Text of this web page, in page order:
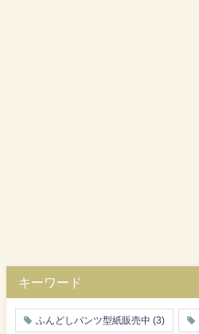
キーワード
ふんどしパンツ型紙販売中 (3)